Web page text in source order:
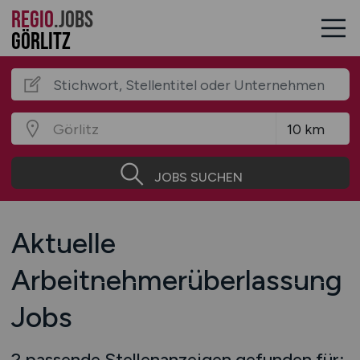
REGIO.JOBS
Görlitz
JOBS SUCHEN
Aktuelle
Arbeitnehmerüberlassung
Jobs